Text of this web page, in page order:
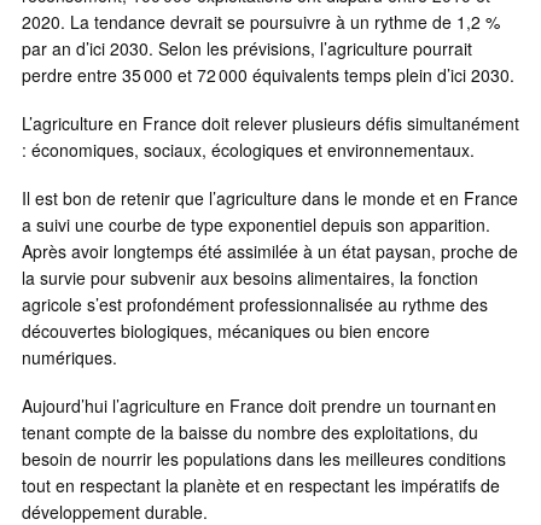
2020. La tendance devrait se poursuivre à un rythme de 1,2 %
par an d’ici 2030. Selon les prévisions, l’agriculture pourrait
perdre entre 35 000 et 72 000 équivalents temps plein d’ici 2030.
L’agriculture en France doit relever plusieurs défis simultanément
: économiques, sociaux, écologiques et environnementaux.
Il est bon de retenir que l’agriculture dans le monde et en France
a suivi une courbe de type exponentiel depuis son apparition.
Après avoir longtemps été assimilée à un état paysan, proche de
la survie pour subvenir aux besoins alimentaires, la fonction
agricole s’est profondément professionnalisée au rythme des
découvertes biologiques, mécaniques ou bien encore
numériques.
Aujourd’hui l’agriculture en France doit prendre un tournant en
tenant compte de la baisse du nombre des exploitations, du
besoin de nourrir les populations dans les meilleures conditions
tout en respectant la planète et en respectant les impératifs de
développement durable.